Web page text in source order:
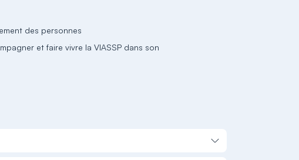
des personnes
et faire vivre la VIASSP dans son